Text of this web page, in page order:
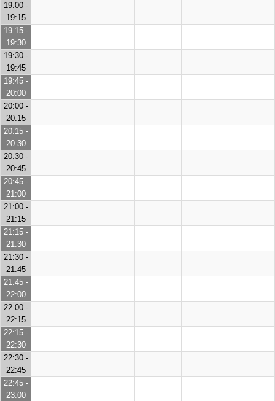
19:00 -
19:15
19:15 -
19:30
19:30 -
19:45
19:45 -
20:00
20:00 -
20:15
20:15 -
20:30
20:30 -
20:45
20:45 -
21:00
21:00 -
21:15
21:15 -
21:30
21:30 -
21:45
21:45 -
22:00
22:00 -
22:15
22:15 -
22:30
22:30 -
22:45
22:45 -
23:00